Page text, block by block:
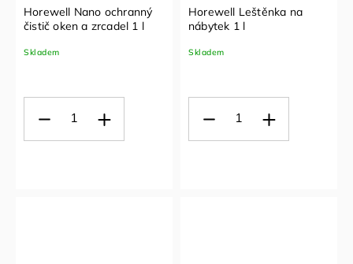
Horewell Nano ochranný
čistič oken a zrcadel 1 l
Skladem
Horewell Leštěnka na
nábytek 1 l
Skladem